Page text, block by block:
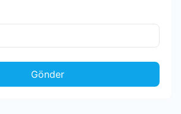
Gönder